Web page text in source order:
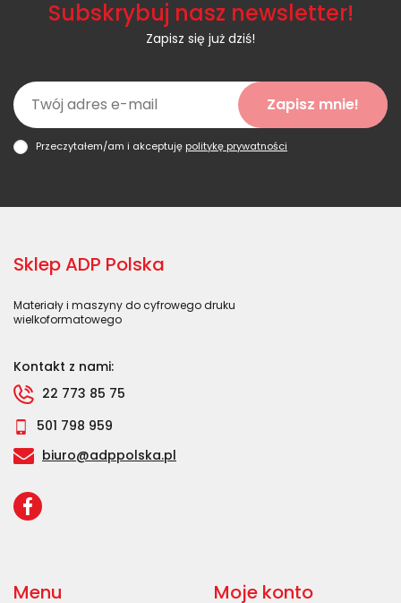
Subskrybuj nasz newsletter!
Zapisz się już dziś!
Zapisz mnie!
Przeczytałem/am i akceptuję politykę prywatności
Sklep ADP Polska
Materiały i maszyny do cyfrowego druku
wielkoformatowego
Kontakt z nami:
22 773 85 75
501 798 959
biuro@adppolska.pl
Menu Moje konto